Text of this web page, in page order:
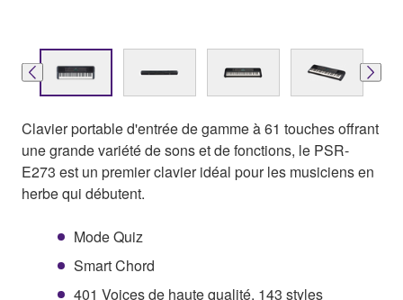
Clavier portable d'entrée de gamme à 61 touches offrant
une grande variété de sons et de fonctions, le PSR-
E273 est un premier clavier idéal pour les musiciens en
herbe qui débutent.
Mode Quiz
Smart Chord
401 Voices de haute qualité, 143 styles